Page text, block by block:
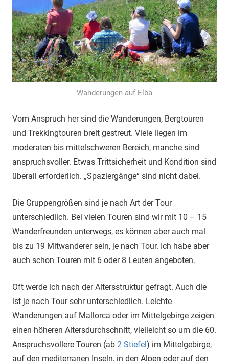
Wanderungen auf Elba
Vom Anspruch her sind die Wanderungen, Bergtouren
und Trekkingtouren breit gestreut. Viele liegen im
moderaten bis mittelschweren Bereich, manche sind
anspruchsvoller. Etwas Trittsicherheit und Kondition sind
überall erforderlich. „Spaziergänge“ sind nicht dabei.
Die Gruppengrößen sind je nach Art der Tour
unterschiedlich. Bei vielen Touren sind wir mit 10 – 15
Wanderfreunden unterwegs, es können aber auch mal
bis zu 19 Mitwanderer sein, je nach Tour. Ich habe aber
auch schon Touren mit 6 oder 8 Leuten angeboten.
Oft werde ich nach der Altersstruktur gefragt. Auch die
ist je nach Tour sehr unterschiedlich. Leichte
Wanderungen auf Mallorca oder im Mittelgebirge zeigen
einen höheren Altersdurchschnitt, vielleicht so um die 60.
Anspruchsvollere Touren (ab 2 Stiefel) im Mittelgebirge,
auf den mediterranen Inseln, in den Alpen oder auf den